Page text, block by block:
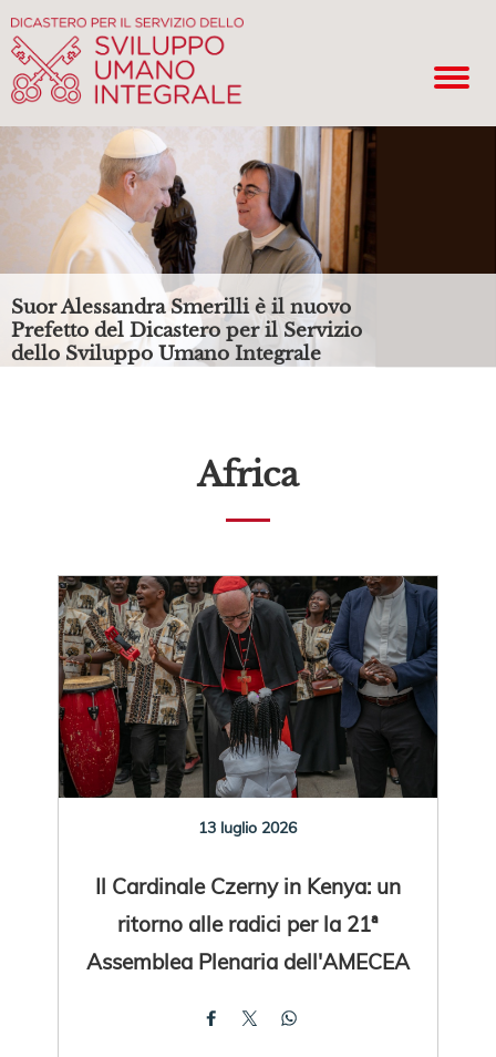
Suor Alessandra Smerilli è il nuovo
Prefetto del Dicastero per il Servizio
dello Sviluppo Umano Integrale
Africa
13 luglio 2026
Il Cardinale Czerny in Kenya: un
ritorno alle radici per la 21ª
Assemblea Plenaria dell'AMECEA